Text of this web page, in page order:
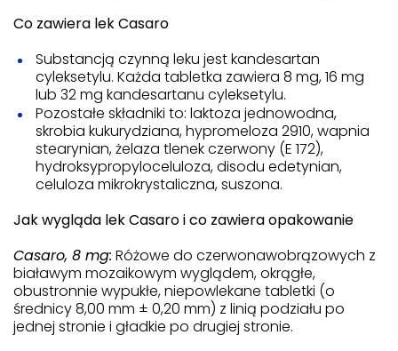
Co zawiera lek Casaro
Substancją czynną leku jest kandesartan
cyleksetylu. Każda tabletka zawiera 8 mg, 16 mg
lub 32 mg kandesartanu cyleksetylu.
Pozostałe składniki to: laktoza jednowodna,
skrobia kukurydziana, hypromeloza 2910, wapnia
stearynian, żelaza tlenek czerwony (E 172),
hydroksypropyloceluloza, disodu edetynian,
celuloza mikrokrystaliczna, suszona.
Jak wygląda lek Casaro i co zawiera opakowanie
Casaro, 8 mg: Różowe do czerwonawobrązowych z
białawym mozaikowym wyglądem, okrągłe,
obustronnie wypukłe, niepowlekane tabletki (o
średnicy 8,00 mm ± 0,20 mm) z linią podziału po
jednej stronie i gładkie po drugiej stronie.